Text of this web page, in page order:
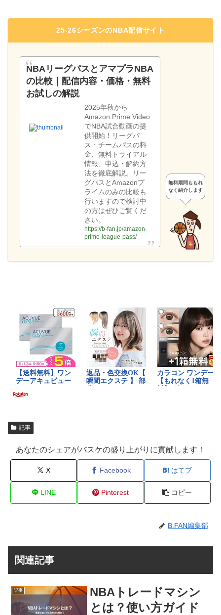
25-26シーズンのNBA配信サイト
NBAリーグパスとアマプラNBA
の比較｜配信内容・価格・無料
お試しの解説
2025年秋から
Amazon Prime Video
でNBA試合動画の提
供開始！リーグパ
ス・チームパスの料
金、無料トライアル
情報、申込・解約方
法を徹底解説。リー
グパスとAmazonプ
ライムのみの比較も
行いますので検討中
の方はぜひご覧くだ
さい。
https://b-fan.jp/amazon-
prime-league-pass/
無料期間ももれ
なく紹介します
記事
あなたのシェアがバスケの盛り上がりに貢献します！
X Facebook はてブ
LINE Pinterest コピー
B.FAN編集部
関連記事
記事
NBAトレードマシン
とは？使い方ガイド